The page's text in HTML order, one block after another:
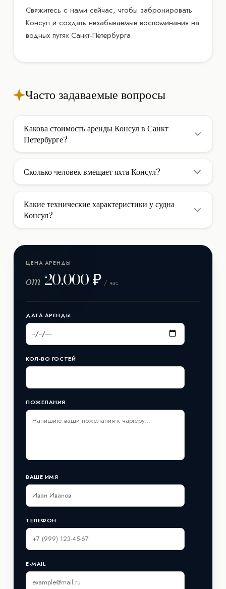
Свяжитесь с нами сейчас, чтобы забронировать
Консул и создать незабываемые воспоминания на
водных путях Санкт-Петербурга.
Часто задаваемые вопросы
Какова стоимость аренды Консул в Санкт-
Петербурге?
составляет 20.000 ₽/час. В указанную цену обычно
включены услуги экипажа, страховка и стоянка в
фактически израсходованное топливо.
Сколько человек вмещает яхта Консул?
(без ночевки). Для многодневных круизов с ночевкой
на борту доступно 1 каюта для комфортного
размещения гостей.
Какие технические характеристики у судна
Консул?
метров. Год постройки/рефита: уточняйте у менеджера.
ЦЕНА АРЕНДЫ
от 20.000 ₽ / час
ДАТА АРЕНДЫ
КОЛ-ВО ГОСТЕЙ
ПОЖЕЛАНИЯ
ВАШЕ ИМЯ
ТЕЛЕФОН
E-MAIL